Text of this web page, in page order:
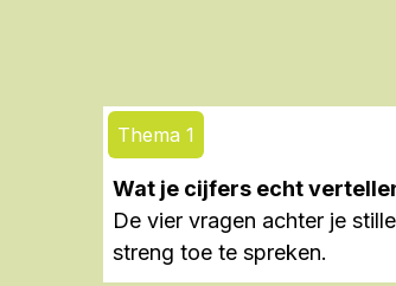
Thema 1
Wat je cijfers echt
De vier vragen achter je
streng toe te spreken.